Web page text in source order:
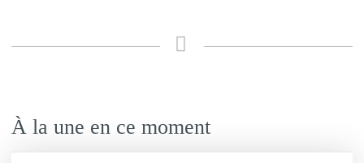
À la une en ce moment